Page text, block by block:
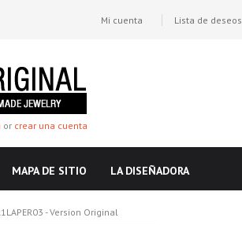
Mi cuenta Lista de deseos
or crear una cuenta
MAPA DE SITIO LA DISEÑADORA
- Version Original